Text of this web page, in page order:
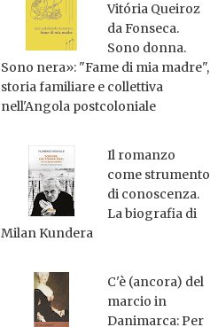
Vitória Queiroz
da Fonseca.
Sono donna.
Sono nera»: "Fame di mia madre",
storia familiare e collettiva
nell'Angola postcoloniale
Il romanzo
come strumento
di conoscenza.
La biografia di
Milan Kundera
C'è (ancora) del
marcio in
Danimarca: Per